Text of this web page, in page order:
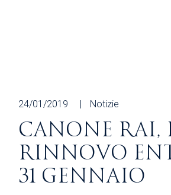
24/01/2019 Notizie
CANONE RAI,
RINNOVO
31 GENNAIO